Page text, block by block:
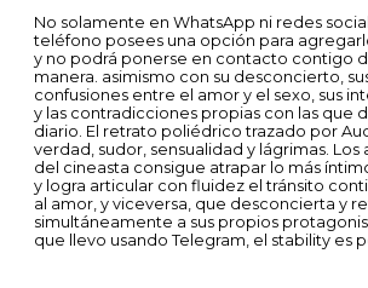
No solamente en WhatsApp ni redes
teléfono posees una opción para
y no podrá ponerse en contacto contigo
manera. asimismo con su desconcierto,
confusiones entre el amor y el sexo, sus
y las contradicciones propias con las que
diario. El retrato poliédrico trazado por
verdad, sudor, sensualidad y lágrimas. Los
del cineasta consigue atrapar lo más
y logra articular con fluidez el tránsito
al amor, y viceversa, que desconcierta y
simultáneamente a sus propios
que llevo usando Telegram, el stability es